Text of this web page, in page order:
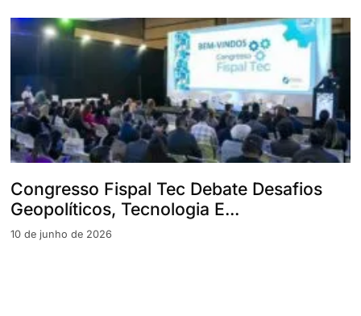
Congresso Fispal Tec Debate Desafios
Geopolíticos, Tecnologia E...
10 de junho de 2026